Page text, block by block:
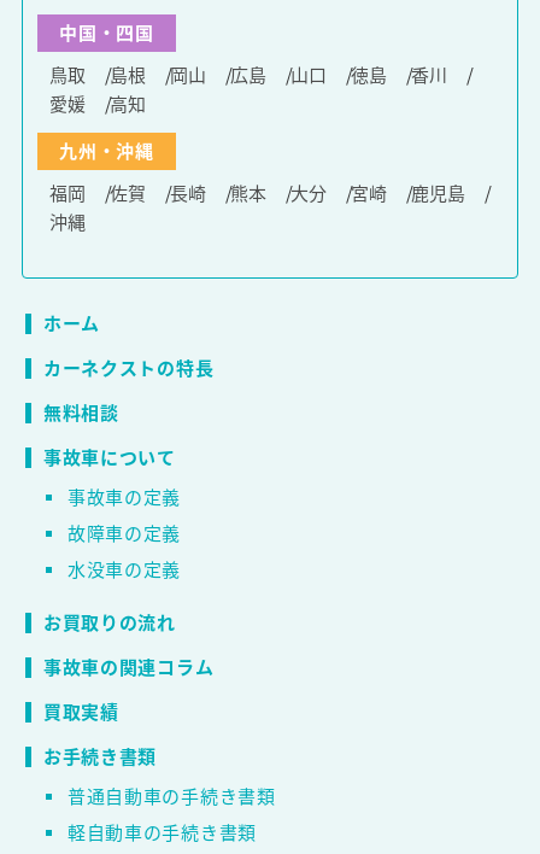
中国・四国
鳥取
島根 岡山 広島 山口 徳島
香川
愛媛
高知
九州・沖縄
福岡
佐賀 長崎 熊本 大分 宮崎
鹿児島
沖縄
ホーム
カーネクストの特長
無料相談
事故車について
事故車の定義
故障車の定義
水没車の定義
お買取りの流れ
事故車の関連コラム
買取実績
お手続き書類
普通自動車の手続き書類
軽自動車の手続き書類